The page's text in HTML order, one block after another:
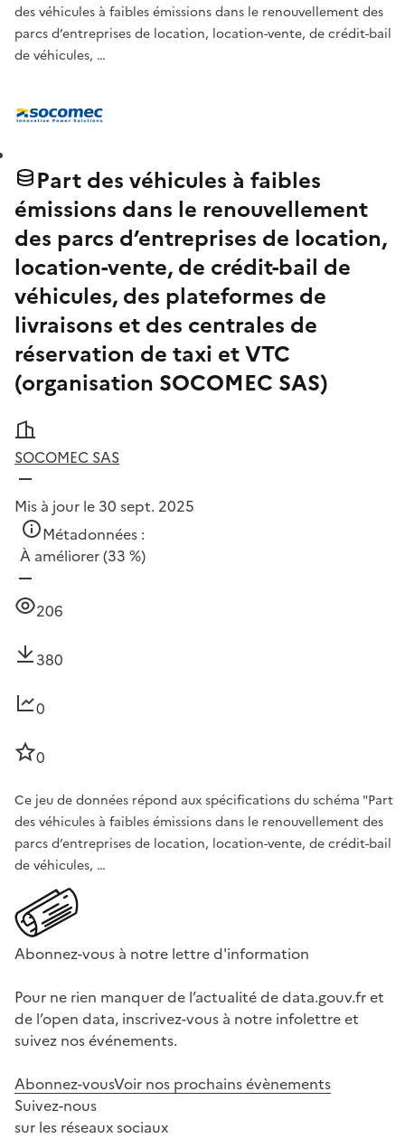
des véhicules à faibles émissions dans le renouvellement des
parcs d’entreprises de location, location-vente, de crédit-bail
de véhicules, …
Part des véhicules à faibles
émissions dans le renouvellement
des parcs d’entreprises de location,
location-vente, de crédit-bail de
véhicules, des plateformes de
livraisons et des centrales de
réservation de taxi et VTC
(organisation SOCOMEC SAS)
SOCOMEC SAS
Mis à jour le 30 sept. 2025
Métadonnées :
À améliorer(33 %)
206
380
0
0
Ce jeu de données répond aux spécifications du schéma "Part
des véhicules à faibles émissions dans le renouvellement des
parcs d’entreprises de location, location-vente, de crédit-bail
de véhicules, …
Abonnez-vous à notre lettre d'information
Pour ne rien manquer de l’actualité de data.gouv.fr et
de l’open data, inscrivez-vous à notre infolettre et
suivez nos événements.
Abonnez-vousVoir nos prochains évènements
Suivez-nous
sur les réseaux sociaux